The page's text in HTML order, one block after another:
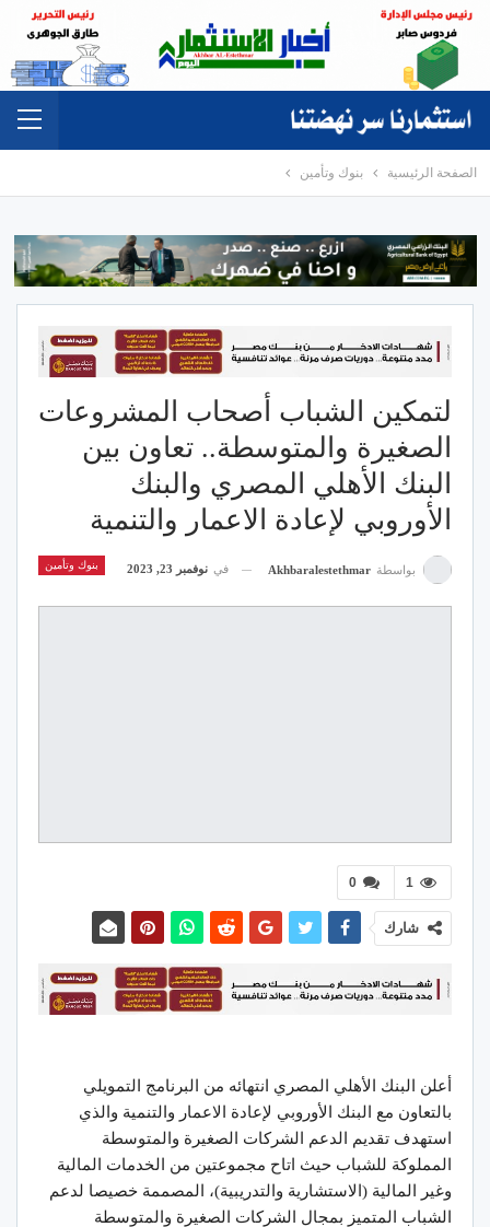
الصفحة الرئيسية بنوك وتأمين
لتمكين الشباب أصحاب المشروعات
الصغيرة والمتوسطة.. تعاون بين
البنك الأهلي المصري والبنك
الأوروبي لإعادة الاعمار والتنمية
بنوك وتأمين بواسطة Akhbaralestethmar في نوفمبر 23, 2023
0 1
شارك
أعلن البنك الأهلي المصري انتهائه من البرنامج التمويلي
بالتعاون مع البنك الأوروبي لإعادة الاعمار والتنمية والذي
استهدف تقديم الدعم الشركات الصغيرة والمتوسطة
المملوكة للشباب حيث اتاح مجموعتين من الخدمات المالية
وغير المالية (الاستشارية والتدريبية)، المصممة خصيصا لدعم
الشباب المتميز بمجال الشركات الصغيرة والمتوسطة